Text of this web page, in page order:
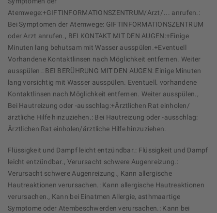
Atemwege:+GIFTINFORMATIONSZENTRUM/Arzt/… anrufen.:
Bei Symptomen der Atemwege: GIFTINFORMATIONSZENTRUM
oder Arzt anrufen., BEI KONTAKT MIT DEN AUGEN:+Einige
Minuten lang behutsam mit Wasser ausspülen.+Eventuell
Vorhandene Kontaktlinsen nach Möglichkeit entfernen. Weiter
ausspülen.: BEI BERÜHRUNG MIT DEN AUGEN: Einige Minuten
lang vorsichtig mit Wasser ausspülen. Eventuell. vorhandene
Kontaktlinsen nach Möglichkeit entfernen. Weiter ausspülen.,
Bei Hautreizung oder -ausschlag:+Ärztlichen Rat einholen/
ärztliche Hilfe hinzuziehen.: Bei Hautreizung oder -ausschlag:
Ärztlichen Rat einholen/ärztliche Hilfe hinzuziehen.
Flüssigkeit und Dampf leicht entzündbar.: Flüssigkeit und Dampf
leicht entzündbar., Verursacht schwere Augenreizung.:
Verursacht schwere Augenreizung., Kann allergische
Hautreaktionen verursachen.: Kann allergische Hautreaktionen
verursachen., Kann bei Einatmen Allergie, asthmaartige
Symptome oder Atembeschwerden verursachen.: Kann bei